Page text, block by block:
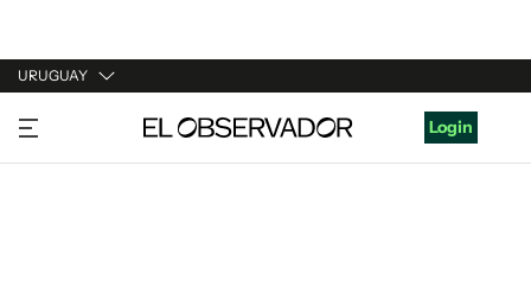
URUGUAY
URUGUAY
ARGENTINA
Login